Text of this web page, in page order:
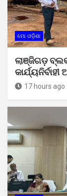
ମୋ ଓଡ଼ିଶା
ଲାଞ୍ଜିଗଡ଼
କାର୍ଯ୍ୟନିର୍ବାହୀ
17 hours ago